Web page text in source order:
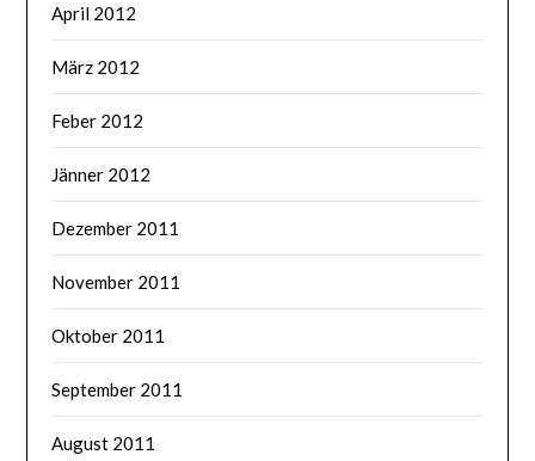
April 2012
März 2012
Feber 2012
Jänner 2012
Dezember 2011
November 2011
Oktober 2011
September 2011
August 2011